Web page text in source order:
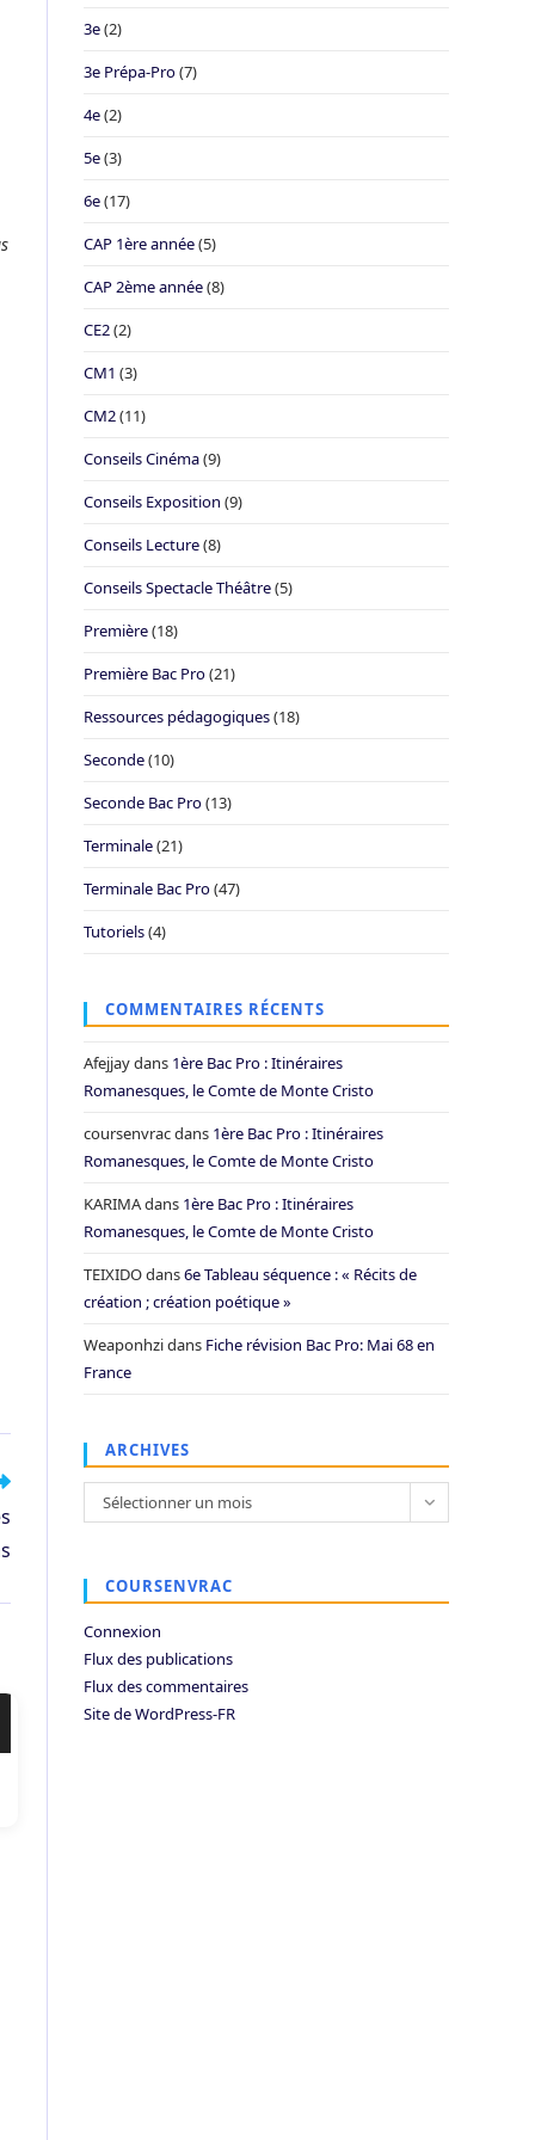
3e(2)
3e Prépa-Pro(7)
4e(2)
5e(3)
6e(17)
CAP 1ère année(5)
CAP 2ème année(8)
CE2(2)
CM1 (3)
CM2(11)
Conseils Cinéma(9)
Conseils Exposition (9)
Conseils Lecture(8)
Conseils Spectacle Théâtre(5)
Première(18)
Première Bac Pro(21)
Ressources pédagogiques(18)
Seconde(10)
Seconde Bac Pro(13)
Terminale(21)
Terminale Bac Pro(47)
Tutoriels(4)
COMMENTAIRES RÉCENTS
Afejjaydans 1ère Bac Pro : Itinéraires
Romanesques, le Comte de Monte Cristo
coursenvracdans 1ère Bac Pro : Itinéraires
Romanesques, le Comte de Monte Cristo
KARIMAdans 1ère Bac Pro : Itinéraires
Romanesques, le Comte de Monte Cristo
TEIXIDOdans6e Tableau séquence : « Récits de
création ; création poétique »
Weaponhzidans Fiche révision Bac Pro: Mai 68 en
France
ARCHIVES
Archives
Sélectionner un mois
COURSENVRAC
Connexion
Flux des publications
Flux des commentaires
Site de WordPress-FR